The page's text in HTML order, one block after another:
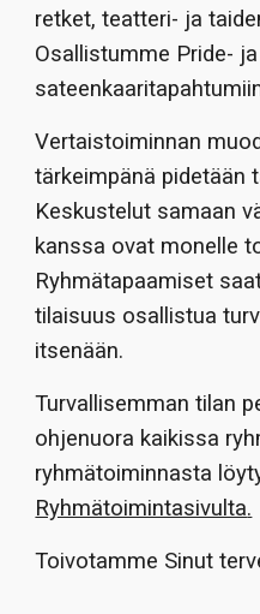
retket, teatteri- ja
Osallistumme Pride-
Vertaistoiminnan
tärkeimpänä pidetään
Keskustelut samaan
kanssa ovat monelle
Ryhmätapaamiset
tilaisuus osallistua
itsenään.
Turvallisemman tilan
ohjenuora kaikissa
ryhmätoiminnasta l
Ryhmätoimintasivulta.
Toivotamme Sinut